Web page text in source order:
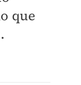
que